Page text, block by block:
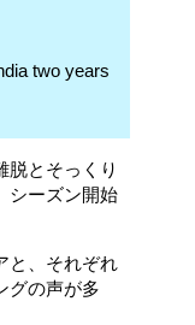
two years
脱とそっくり
シーズン開始
と、それぞれ
グの声が多